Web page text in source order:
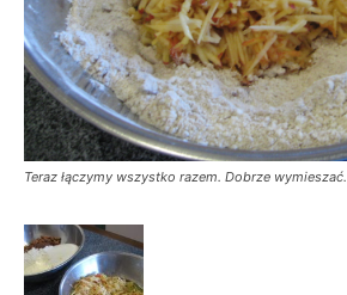
Teraz łączymy wszystko razem. Dobrze wymieszać.